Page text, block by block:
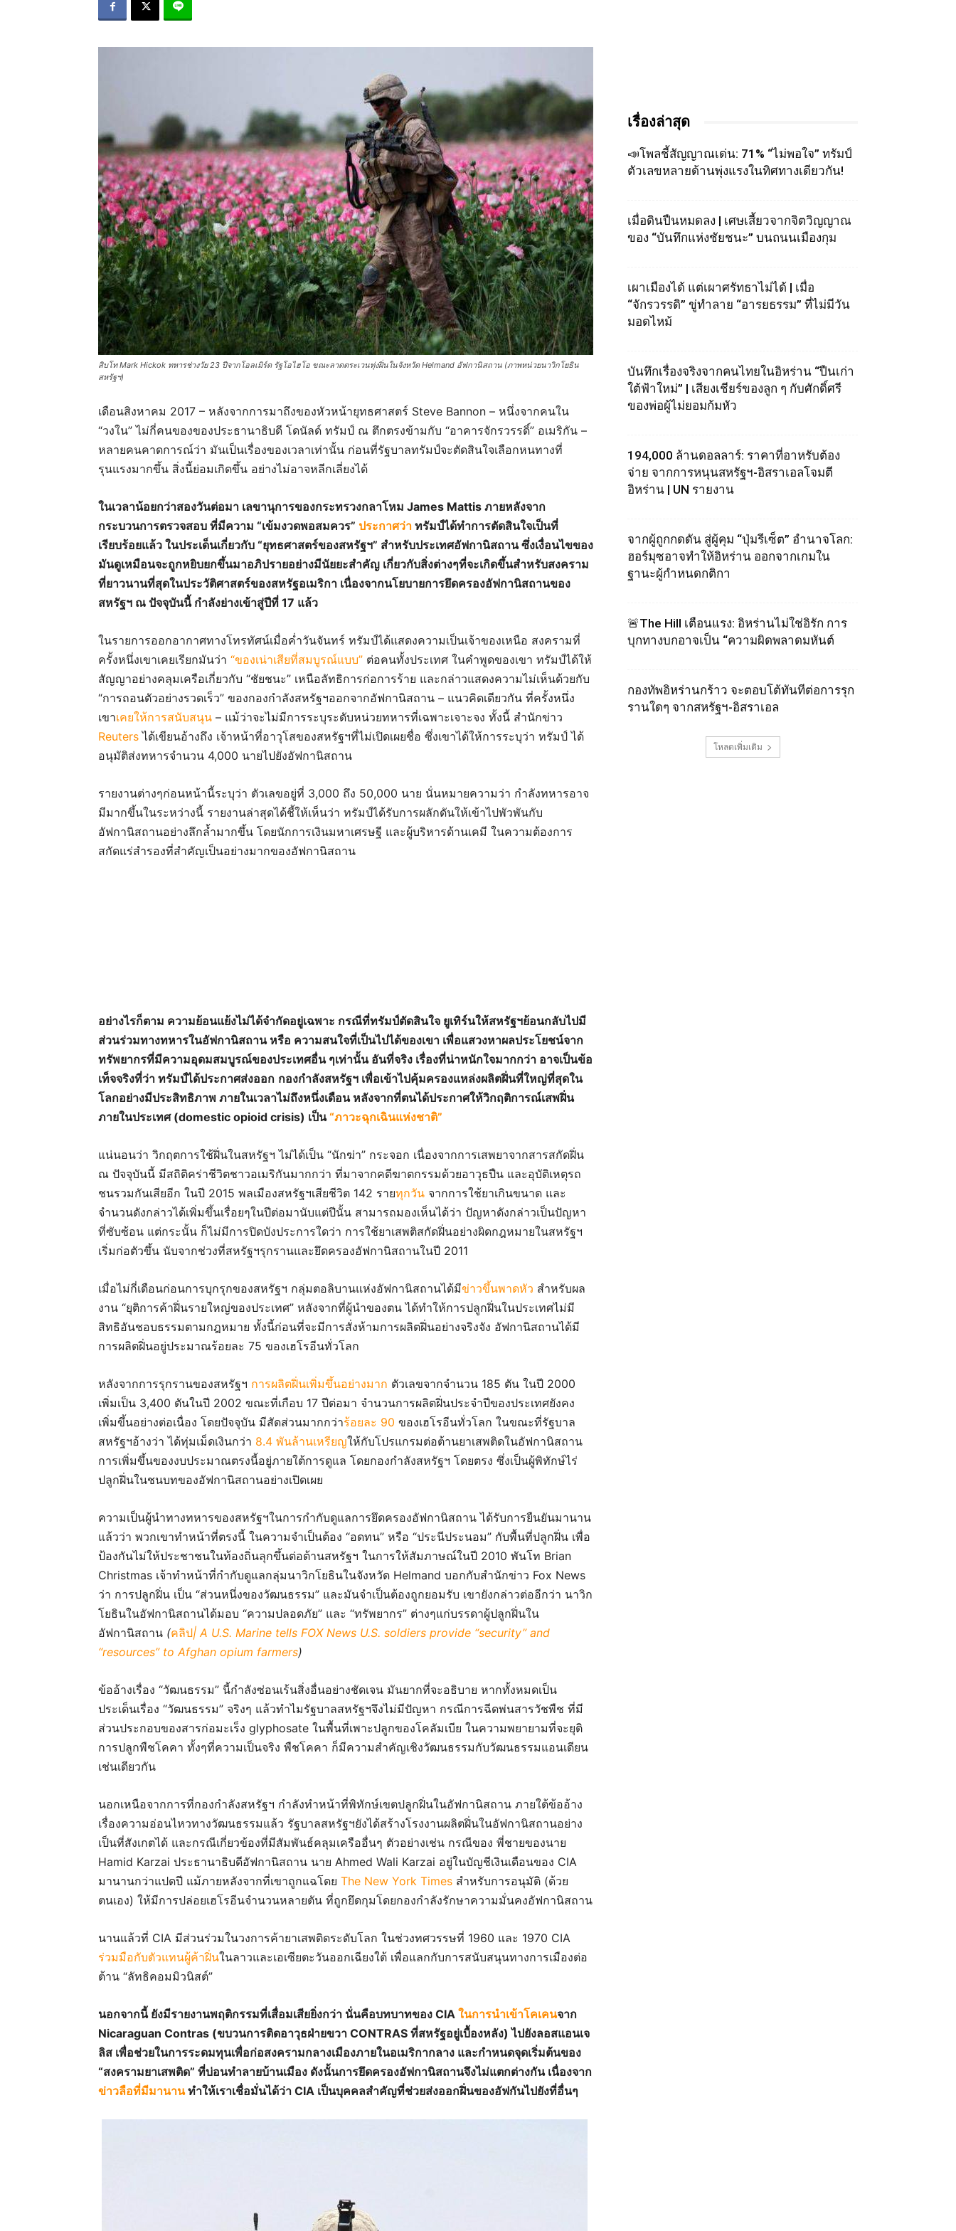
สิบโท Mark Hickok ทหารช่างวัย 23 ปีจากโอลเมิร์ด รัฐโอไฮโอ ขณะลาดตระเวนทุ่งฝิ่นในจังหวัด Helmand อัฟกานิสถาน (ภาพหน่วยนาวิกโยธิน
สหรัฐฯ)
เดือนสิงหาคม 2017 – หลังจากการมาถึงของหัวหน้ายุทธศาสตร์ Steve Bannon – หนึ่งจากคนใน
“วงใน” ไม่กี่คนของของประธานาธิบดี โดนัลด์ ทรัมป์ ณ ตึกตรงข้ามกับ “อาคารจักรวรรดิ์” อเมริกัน –
หลายคนคาดการณ์ว่า มันเป็นเรื่องของเวลาเท่านั้น ก่อนที่รัฐบาลทรัมป์จะตัดสินใจเลือกหนทางที่
รุนแรงมากขึ้น สิ่งนี้ย่อมเกิดขึ้น อย่างไม่อาจหลีกเลี่ยงได้
ในเวลาน้อยกว่าสองวันต่อมา เลขานุการของกระทรวงกลาโหม James Mattis ภายหลังจาก
กระบวนการตรวจสอบ ที่มีความ “เข้มงวดพอสมควร” ประกาศว่า ทรัมป์ได้ทำการตัดสินใจเป็นที่
เรียบร้อยแล้ว ในประเด็นเกี่ยวกับ “ยุทธศาสตร์ของสหรัฐฯ” สำหรับประเทศอัฟกานิสถาน ซึ่งเงื่อนไขของ
มันดูเหมือนจะถูกหยิบยกขึ้นมาอภิปรายอย่างมีนัยยะสำคัญ เกี่ยวกับสิ่งต่างๆที่จะเกิดขึ้นสำหรับสงคราม
ที่ยาวนานที่สุดในประวัติศาสตร์ของสหรัฐอเมริกา เนื่องจากนโยบายการยึดครองอัฟกานิสถานของ
สหรัฐฯ ณ ปัจจุบันนี้ กำลังย่างเข้าสู่ปีที่ 17 แล้ว
ในรายการออกอากาศทางโทรทัศน์เมื่อค่ำวันจันทร์ ทรัมป์ได้แสดงความเป็นเจ้าของเหนือ สงครามที่
ครั้งหนึ่งเขาเคยเรียกมันว่า “ของเน่าเสียที่สมบูรณ์แบบ” ต่อคนทั้งประเทศ ในคำพูดของเขา ทรัมป์ได้ให้
สัญญาอย่างคลุมเครือเกี่ยวกับ “ชัยชนะ” เหนือลัทธิการก่อการร้าย และกล่าวแสดงความไม่เห็นด้วยกับ
“การถอนตัวอย่างรวดเร็ว” ของกองกำลังสหรัฐฯออกจากอัฟกานิสถาน – แนวคิดเดียวกัน ที่ครั้งหนึ่ง
เขาเคยให้การสนับสนุน – แม้ว่าจะไม่มีการระบุระดับหน่วยทหารที่เฉพาะเจาะจง ทั้งนี้ สำนักข่าว
Reuters ได้เขียนอ้างถึง เจ้าหน้าที่อาวุโสของสหรัฐฯที่ไม่เปิดเผยชื่อ ซึ่งเขาได้ให้การระบุว่า ทรัมป์ ได้
อนุมัติส่งทหารจำนวน 4,000 นายไปยังอัฟกานิสถาน
รายงานต่างๆก่อนหน้านี้ระบุว่า ตัวเลขอยู่ที่ 3,000 ถึง 50,000 นาย นั่นหมายความว่า กำลังทหารอาจ
มีมากขึ้นในระหว่างนี้ รายงานล่าสุดได้ชี้ให้เห็นว่า ทรัมป์ได้รับการผลักดันให้เข้าไปพัวพันกับ
อัฟกานิสถานอย่างลึกล้ำมากขึ้น โดยนักการเงินมหาเศรษฐี และผู้บริหารด้านเคมี ในความต้องการ
สกัดแร่สำรองที่สำคัญเป็นอย่างมากของอัฟกานิสถาน
อย่างไรก็ตาม ความย้อนแย้งไม่ได้จำกัดอยู่เฉพาะ กรณีที่ทรัมป์ตัดสินใจ ยูเทิร์นให้สหรัฐฯย้อนกลับไปมี
ส่วนร่วมทางทหารในอัฟกานิสถาน หรือ ความสนใจที่เป็นไปได้ของเขา เพื่อแสวงหาผลประโยชน์จาก
ทรัพยากรที่มีความอุดมสมบูรณ์ของประเทศอื่น ๆเท่านั้น อันที่จริง เรื่องที่น่าหนักใจมากกว่า อาจเป็นข้อ
เท็จจริงที่ว่า ทรัมป์ได้ประกาศส่งออก กองกำลังสหรัฐฯ เพื่อเข้าไปคุ้มครองแหล่งผลิตฝิ่นที่ใหญ่ที่สุดใน
โลกอย่างมีประสิทธิภาพ ภายในเวลาไม่ถึงหนึ่งเดือน หลังจากที่ตนได้ประกาศให้วิกฤติการณ์เสพฝิ่น
ภายในประเทศ (domestic opioid crisis) เป็น“ภาวะฉุกเฉินแห่งชาติ”
แน่นอนว่า วิกฤตการใช้ฝิ่นในสหรัฐฯ ไม่ได้เป็น “นักฆ่า” กระจอก เนื่องจากการเสพยาจากสารสกัดฝิ่น
ณ ปัจจุบันนี้ มีสถิติคร่าชีวิตชาวอเมริกันมากกว่า ที่มาจากคดีฆาตกรรมด้วยอาวุธปืน และอุบัติเหตุรถ
ชนรวมกันเสียอีก ในปี 2015 พลเมืองสหรัฐฯเสียชีวิต 142 รายทุกวัน จากการใช้ยาเกินขนาด และ
จำนวนดังกล่าวได้เพิ่มขึ้นเรื่อยๆในปีต่อมานับแต่ปีนั้น สามารถมองเห็นได้ว่า ปัญหาดังกล่าวเป็นปัญหา
ที่ซับซ้อน แต่กระนั้น ก็ไม่มีการปิดบังประการใดว่า การใช้ยาเสพติสกัดฝิ่นอย่างผิดกฎหมายในสหรัฐฯ
เริ่มก่อตัวขึ้น นับจากช่วงที่สหรัฐฯรุกรานและยึดครองอัฟกานิสถานในปี 2011
เมื่อไม่กี่เดือนก่อนการบุกรุกของสหรัฐฯ กลุ่มตอลิบานแห่งอัฟกานิสถานได้มีข่าวขึ้นพาดหัว สำหรับผล
งาน “ยุติการค้าฝิ่นรายใหญ่ของประเทศ” หลังจากที่ผู้นำของตน ได้ทำให้การปลูกฝิ่นในประเทศไม่มี
สิทธิอันชอบธรรมตามกฎหมาย ทั้งนี้ก่อนที่จะมีการสั่งห้ามการผลิตฝิ่นอย่างจริงจัง อัฟกานิสถานได้มี
การผลิตฝิ่นอยู่ประมาณร้อยละ 75 ของเฮโรอีนทั่วโลก
หลังจากการรุกรานของสหรัฐฯ การผลิตฝิ่นเพิ่มขึ้นอย่างมาก ตัวเลขจากจำนวน 185 ตัน ในปี 2000
เพิ่มเป็น 3,400 ตันในปี 2002 ขณะที่เกือบ 17 ปีต่อมา จำนวนการผลิตฝิ่นประจำปีของประเทศยังคง
เพิ่มขึ้นอย่างต่อเนื่อง โดยปัจจุบัน มีสัดส่วนมากกว่าร้อยละ 90 ของเฮโรอีนทั่วโลก ในขณะที่รัฐบาล
สหรัฐฯอ้างว่า ได้ทุ่มเม็ดเงินกว่า 8.4 พันล้านเหรียญให้กับโปรแกรมต่อต้านยาเสพติดในอัฟกานิสถาน
การเพิ่มขึ้นของงบประมาณตรงนี้อยู่ภายใต้การดูแล โดยกองกำลังสหรัฐฯ โดยตรง ซึ่งเป็นผู้พิทักษ์ไร่
ปลูกฝิ่นในชนบทของอัฟกานิสถานอย่างเปิดเผย
ความเป็นผู้นำทางทหารของสหรัฐฯในการกำกับดูแลการยึดครองอัฟกานิสถาน ได้รับการยืนยันมานาน
แล้วว่า พวกเขาทำหน้าที่ตรงนี้ ในความจำเป็นต้อง “อดทน” หรือ “ประนีประนอม” กับพื้นที่ปลูกฝิ่น เพื่อ
ป้องกันไม่ให้ประชาชนในท้องถิ่นลุกขึ้นต่อต้านสหรัฐฯ ในการให้สัมภาษณ์ในปี 2010 พันโท Brian
Christmas เจ้าทำหน้าที่กำกับดูแลกลุ่มนาวิกโยธินในจังหวัด Helmand บอกกับสำนักข่าว Fox News
ว่า การปลูกฝิ่น เป็น “ส่วนหนึ่งของวัฒนธรรม” และมันจำเป็นต้องถูกยอมรับ เขายังกล่าวต่ออีกว่า นาวิก
โยธินในอัฟกานิสถานได้มอบ “ความปลอดภัย” และ “ทรัพยากร” ต่างๆแก่บรรดาผู้ปลูกฝิ่นใน
อัฟกานิสถาน (คลิป| A U.S. Marine tells FOX News U.S. soldiers provide “security” and
“resources” to Afghan opium farmers)
ข้ออ้างเรื่อง “วัฒนธรรม” นี้กำลังซ่อนเร้นสิ่งอื่นอย่างชัดเจน มันยากที่จะอธิบาย หากทั้งหมดเป็น
ประเด็นเรื่อง “วัฒนธรรม” จริงๆ แล้วทำไมรัฐบาลสหรัฐฯจึงไม่มีปัญหา กรณีการฉีดพ่นสารวัชพืช ที่มี
ส่วนประกอบของสารก่อมะเร็ง glyphosate ในพื้นที่เพาะปลูกของโคลัมเบีย ในความพยายามที่จะยุติ
การปลูกพืชโคคา ทั้งๆที่ความเป็นจริง พืชโคคา ก็มีความสำคัญเชิงวัฒนธรรมกับวัฒนธรรมแอนเดียน
เช่นเดียวกัน
นอกเหนือจากการที่กองกำลังสหรัฐฯ กำลังทำหน้าที่พิทักษ์เขตปลูกฝิ่นในอัฟกานิสถาน ภายใต้ข้ออ้าง
เรื่องความอ่อนไหวทางวัฒนธรรมแล้ว รัฐบาลสหรัฐฯยังได้สร้างโรงงานผลิตฝิ่นในอัฟกานิสถานอย่าง
เป็นที่สังเกตได้ และกรณีเกี่ยวข้องที่มีสัมพันธ์คลุมเครืออื่นๆ ตัวอย่างเช่น กรณีของ พี่ชายของนาย
Hamid Karzai ประธานาธิบดีอัฟกานิสถาน นาย Ahmed Wali Karzai อยู่ในบัญชีเงินเดือนของ CIA
มานานกว่าแปดปี แม้ภายหลังจากที่เขาถูกแฉโดย The New York Times สำหรับการอนุมัติ (ด้วย
ตนเอง) ให้มีการปล่อยเฮโรอีนจำนวนหลายตัน ที่ถูกยึดกุมโดยกองกำลังรักษาความมั่นคงอัฟกานิสถาน
นานแล้วที่ CIA มีส่วนร่วมในวงการค้ายาเสพติดระดับโลก ในช่วงทศวรรษที่ 1960 และ 1970 CIA
ร่วมมือกับตัวแทนผู้ค้าฝิ่นในลาวและเอเซียตะวันออกเฉียงใต้ เพื่อแลกกับการสนับสนุนทางการเมืองต่อ
ต้าน “ลัทธิคอมมิวนิสต์”
นอกจากนี้ ยังมีรายงานพฤติกรรมที่เสื่อมเสียยิ่งกว่า นั่นคือบทบาทของ CIA ในการนำเข้าโคเคนจาก
Nicaraguan Contras (ขบวนการติดอาวุธฝ่ายขวา CONTRAS ที่สหรัฐอยู่เบื้องหลัง) ไปยังลอสแอนเจ
ลิส เพื่อช่วยในการระดมทุนเพื่อก่อสงครามกลางเมืองภายในอเมริกากลาง และกำหนดจุดเริ่มต้นของ
“สงครามยาเสพติด” ที่บ่อนทำลายบ้านเมือง ดังนั้นการยึดครองอัฟกานิสถานจึงไม่แตกต่างกัน เนื่องจาก
ข่าวลือที่มีมานานทำให้เราเชื่อมั่นได้ว่า CIA เป็นบุคคลสำคัญที่ช่วยส่งออกฝิ่นของอัฟกันไปยังที่อื่นๆ
เรื่องล่าสุด
📣โพลชี้สัญญาณเด่น: 71% “ไม่พอใจ” ทรัมป์
ตัวเลขหลายด้านพุ่งแรงในทิศทางเดียวกัน!
เมื่อดินปืนหมดลง | เศษเสี้ยวจากจิตวิญญาณ
ของ “บันทึกแห่งชัยชนะ” บนถนนเมืองกุม
เผาเมืองได้ แต่เผาศรัทธาไม่ได้ | เมื่อ
“จักรวรรดิ” ขู่ทำลาย “อารยธรรม” ที่ไม่มีวัน
มอดไหม้
บันทึกเรื่องจริงจากคนไทยในอิหร่าน “ปืนเก่า
ใต้ฟ้าใหม่” | เสียงเชียร์ของลูก ๆ กับศักดิ์ศรี
ของพ่อผู้ไม่ยอมก้มหัว
194,000 ล้านดอลลาร์: ราคาที่อาหรับต้อง
จ่าย จากการหนุนสหรัฐฯ‑อิสราเอลโจมตี
อิหร่าน | UN รายงาน
จากผู้ถูกกดดัน สู่ผู้คุม “ปุ่มรีเซ็ต” อำนาจโลก:
ฮอร์มุซอาจทำให้อิหร่าน ออกจากเกมใน
ฐานะผู้กำหนดกติกา
🚨The Hill เตือนแรง: อิหร่านไม่ใช่อิรัก การ
บุกทางบกอาจเป็น “ความผิดพลาดมหันต์
กองทัพอิหร่านกร้าว จะตอบโต้ทันทีต่อการรุก
รานใดๆ จากสหรัฐฯ-อิสราเอล
โหลดเพิ่มเติม